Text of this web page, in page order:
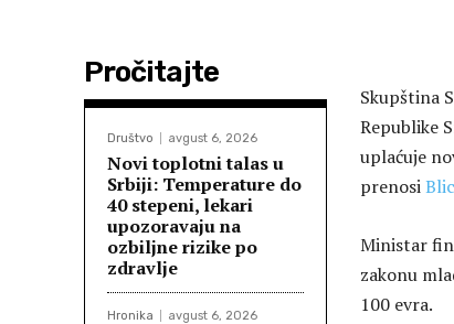
Pročitajte
Društvo avgust 6, 2026
Novi toplotni talas u
Srbiji: Temperature do
40 stepeni, lekari
upozoravaju na
ozbiljne rizike po
zdravlje
Hronika avgust 6, 2026
Skupština
Republike
uplaćuje
prenosi
Ministar
zakonu
100 evra.